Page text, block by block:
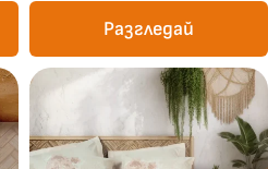
Разгледай